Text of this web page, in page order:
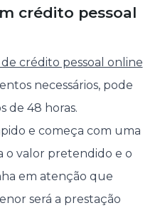
crédito pessoal
crédito pessoal online
necessários, pode
de 48 horas.
e começa com uma
o valor pretendido e o
em atenção que
será a prestação